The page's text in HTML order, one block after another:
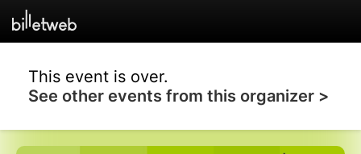
This event is over.
See other events from this organizer >